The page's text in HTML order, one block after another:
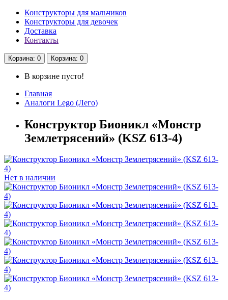
Конструкторы для мальчиков
Конструкторы для девочек
Доставка
Контакты
Корзина: 0 Корзина: 0
В корзине пусто!
Главная
Аналоги Lego (Лего)
Конструктор Бионикл «Монстр
Землетрясений» (KSZ 613-4)
Нет в наличии